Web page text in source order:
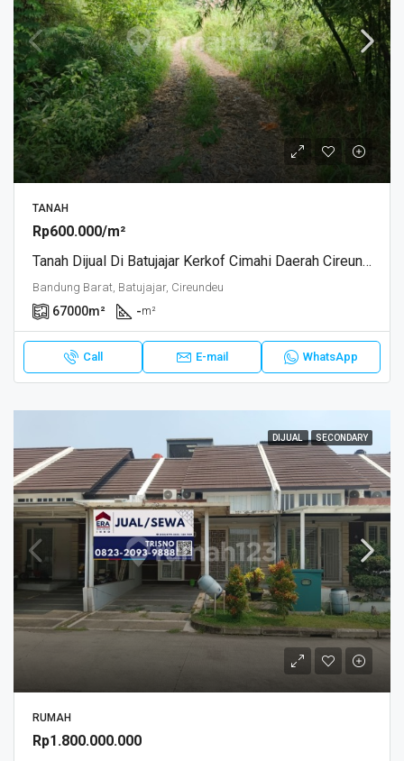
TANAH
Rp600.000/m²
Tanah Dijual Di Batujajar Kerkof Cimahi Daerah Cireundeu Jabar
Bandung Barat, Batujajar, Cireundeu
67000m² -m²
Call E-mail WhatsApp
DIJUAL SECONDARY
RUMAH
Rp1.800.000.000